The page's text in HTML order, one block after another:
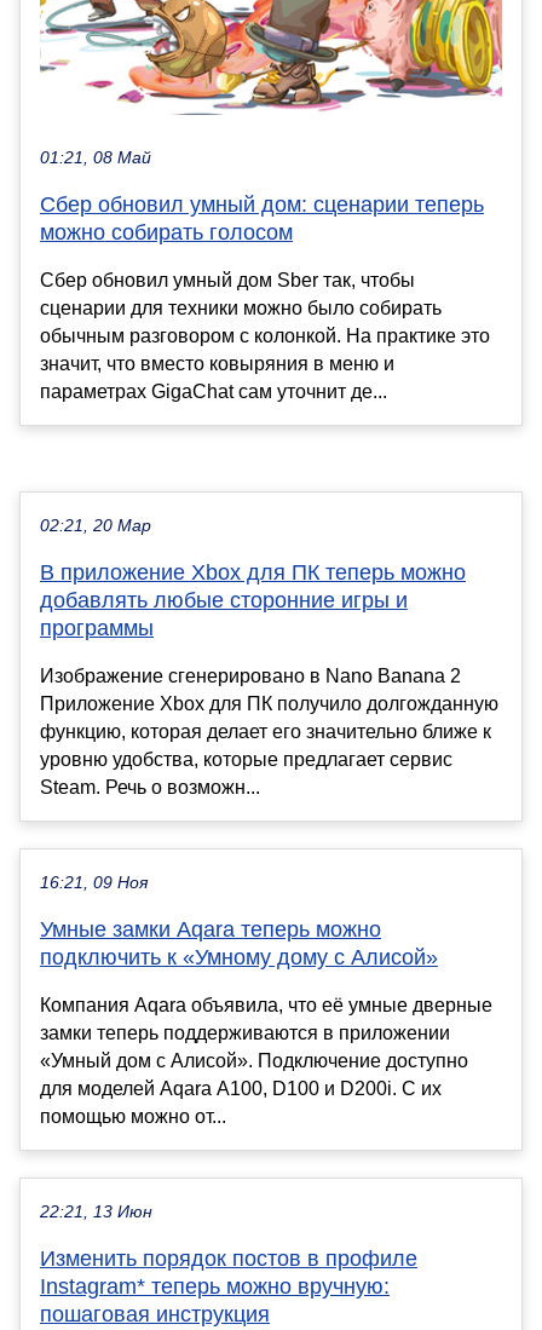
01:21, 08 Май
Сбер обновил умный дом: сценарии теперь
можно собирать голосом
Сбер обновил умный дом Sber так, чтобы
сценарии для техники можно было собирать
обычным разговором с колонкой. На практике это
значит, что вместо ковыряния в меню и
параметрах GigaChat сам уточнит де...
02:21, 20 Мар
В приложение Xbox для ПК теперь можно
добавлять любые сторонние игры и
программы
Изображение сгенерировано в Nano Banana 2
Приложение Xbox для ПК получило долгожданную
функцию, которая делает его значительно ближе к
уровню удобства, которые предлагает сервис
Steam. Речь о возможн...
16:21, 09 Ноя
Умные замки Aqara теперь можно
подключить к «Умному дому с Алисой»
Компания Aqara объявила, что её умные дверные
замки теперь поддерживаются в приложении
«Умный дом с Алисой». Подключение доступно
для моделей Aqara A100, D100 и D200i. С их
помощью можно от...
22:21, 13 Июн
Изменить порядок постов в профиле
Instagram* теперь можно вручную:
пошаговая инструкция